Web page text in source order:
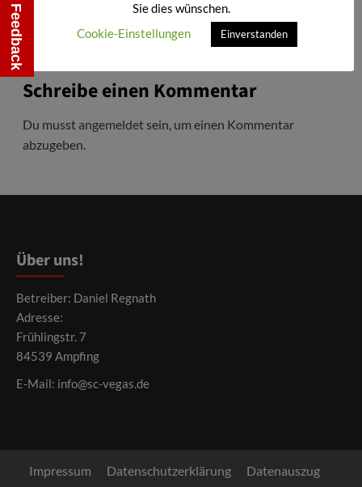
Schreibe einen Kommentar
Du musst angemeldetsein, um einen Kommentar
abzugeben.
Über uns!
Betreiber: Daniel Regnath
Adresse:
Frühlingstr. 7
84539 Ampfing
E-Mail: info@sc-vegas.de
Impressum Datenschutzerklärung
Datenauszug
Sie dies wünschen.
Cookie-Einstellungen
Einverstanden
Feedback